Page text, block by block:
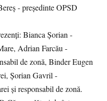
- președinte OPSD
Bianca Șorian -
Adrian Farcău -
de zonă, Binder Eugen
Șorian Gavril -
și responsabil de zonă.